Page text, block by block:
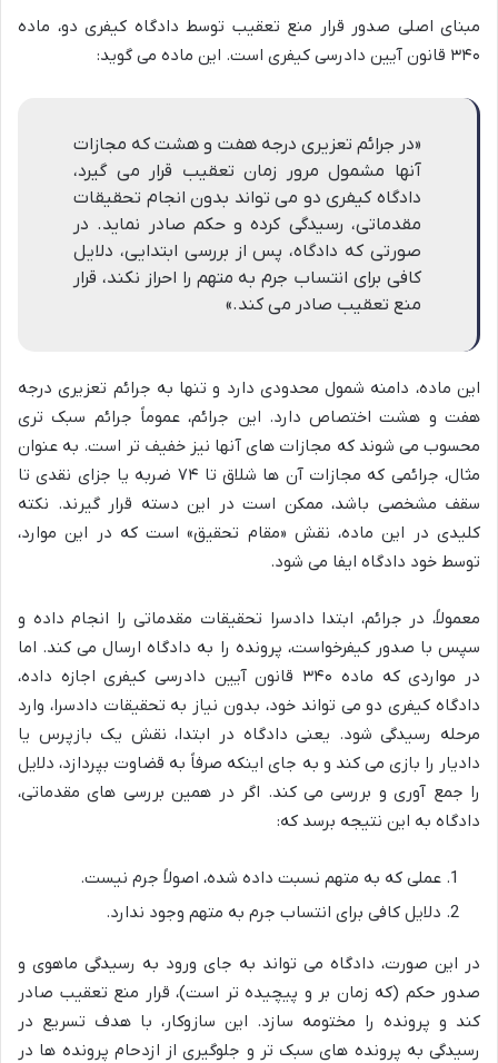
مبنای اصلی صدور قرار منع تعقیب توسط دادگاه کیفری دو، ماده
۳۴۰ قانون آیین دادرسی کیفری است. این ماده می گوید:
«در جرائم تعزیری درجه هفت و هشت که مجازات
آنها مشمول مرور زمان تعقیب قرار می گیرد،
دادگاه کیفری دو می تواند بدون انجام تحقیقات
مقدماتی، رسیدگی کرده و حکم صادر نماید. در
صورتی که دادگاه، پس از بررسی ابتدایی، دلایل
کافی برای انتساب جرم به متهم را احراز نکند، قرار
منع تعقیب صادر می کند.»
این ماده، دامنه شمول محدودی دارد و تنها به جرائم تعزیری درجه
هفت و هشت اختصاص دارد. این جرائم، عموماً جرائم سبک تری
محسوب می شوند که مجازات های آنها نیز خفیف تر است. به عنوان
مثال، جرائمی که مجازات آن ها شلاق تا ۷۴ ضربه یا جزای نقدی تا
سقف مشخصی باشد، ممکن است در این دسته قرار گیرند. نکته
کلیدی در این ماده، نقش «مقام تحقیق» است که در این موارد،
توسط خود دادگاه ایفا می شود.
معمولاً، در جرائم، ابتدا دادسرا تحقیقات مقدماتی را انجام داده و
سپس با صدور کیفرخواست، پرونده را به دادگاه ارسال می کند. اما
در مواردی که ماده ۳۴۰ قانون آیین دادرسی کیفری اجازه داده،
دادگاه کیفری دو می تواند خود، بدون نیاز به تحقیقات دادسرا، وارد
مرحله رسیدگی شود. یعنی دادگاه در ابتدا، نقش یک بازپرس یا
دادیار را بازی می کند و به جای اینکه صرفاً به قضاوت بپردازد، دلایل
را جمع آوری و بررسی می کند. اگر در همین بررسی های مقدماتی،
دادگاه به این نتیجه برسد که:
عملی که به متهم نسبت داده شده، اصولاً جرم نیست.
دلایل کافی برای انتساب جرم به متهم وجود ندارد.
در این صورت، دادگاه می تواند به جای ورود به رسیدگی ماهوی و
صدور حکم (که زمان بر و پیچیده تر است)، قرار منع تعقیب صادر
کند و پرونده را مختومه سازد. این سازوکار، با هدف تسریع در
رسیدگی به پرونده های سبک تر و جلوگیری از ازدحام پرونده ها در